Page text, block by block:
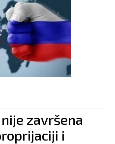
završena
i